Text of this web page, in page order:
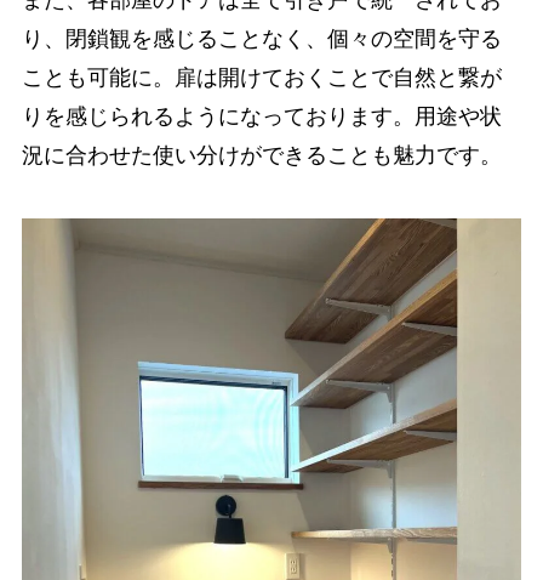
り、閉鎖観を感じることなく、個々の空間を守る
ことも可能に。扉は開けておくことで自然と繋が
りを感じられるようになっております。用途や状
況に合わせた使い分けができることも魅力です。